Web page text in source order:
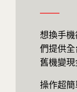
想換手
們提供
舊機變現
操作超簡